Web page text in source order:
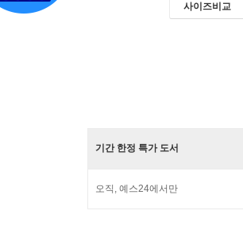
사이즈비교
기간 한정 특가 도서
오직, 예스24에서만